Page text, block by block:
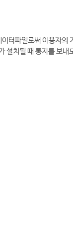
파일로써 이용자의
설치될 때 통지를 보내